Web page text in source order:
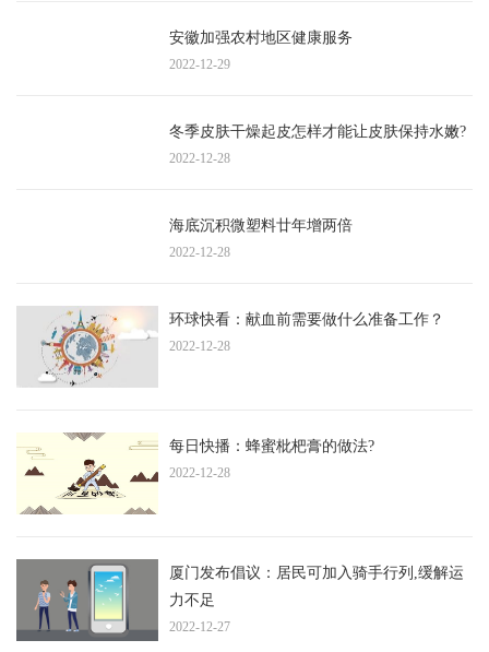
安徽加强农村地区健康服务
2022-12-29
冬季皮肤干燥起皮怎样才能让皮肤保持水嫩?
2022-12-28
海底沉积微塑料廿年增两倍
2022-12-28
环球快看：献血前需要做什么准备工作？
2022-12-28
每日快播：蜂蜜枇杷膏的做法?
2022-12-28
厦门发布倡议：居民可加入骑手行列,缓解运
力不足
2022-12-27